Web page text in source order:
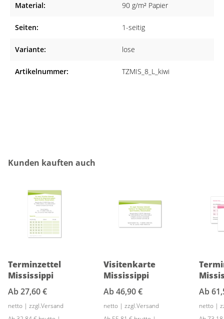
Physiotherapeuten und Zahnärzte.
Material: 90 g/m² Papier
Seiten: 1-seitig
Variante: lose
Artikelnummer: TZMIS_8_L_kiwi
Produktgalerie überspringen
Kunden kauften auch
Terminzettel
Mississippi
Ab 27,60 €
netto | zzgl.Versand
Visitenkarte
Mississippi
Ab46,90 €
netto | zzgl.Versand
Ab
netto |